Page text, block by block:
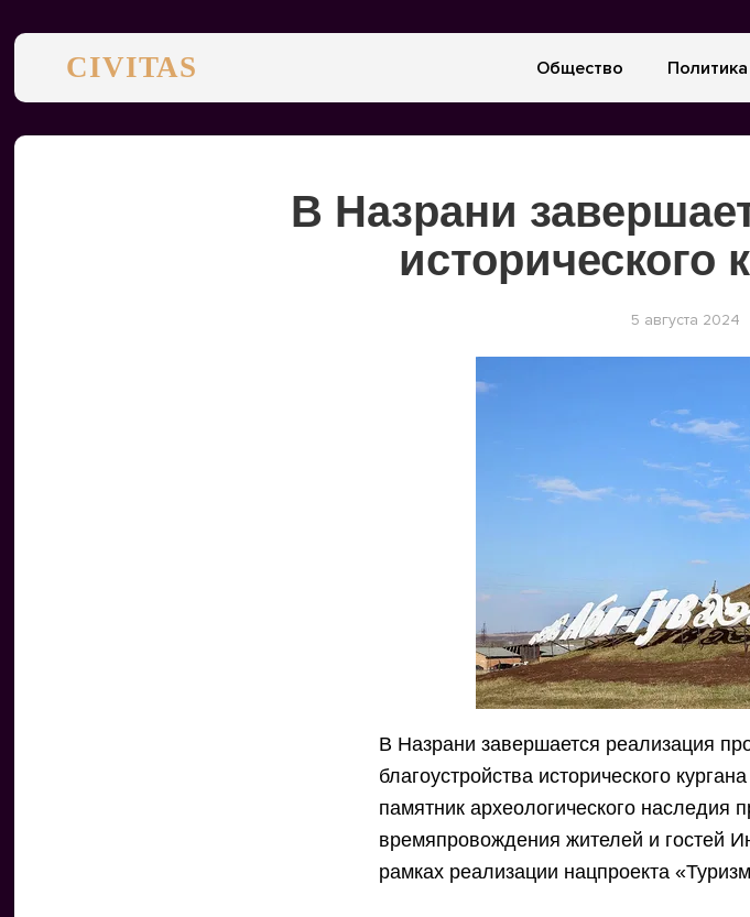
CIVITAS Общество Политика
В Назрани
исторического
5 августа 2024
В Назрани завершается реализация
благоустройства исторического
памятник археологического наследия
времяпровождения жителей и гостей
рамках реализации нацпроекта